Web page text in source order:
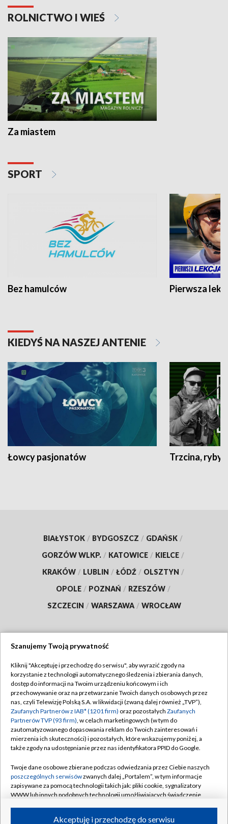
ROLNICTWO I WIEŚ
Za miastem
SPORT
Bez hamulców Pierwsza
KIEDYŚ NA NASZEJ ANTENIE
Łowcy pasjonatów Trzcina, ryby
BIAŁYSTOK / BYDGOSZCZ / GDAŃSK /
GORZÓW WLKP. / KATOWICE / KIELCE /
KRAKÓW / LUBLIN / ŁÓDŹ / OLSZTYN /
OPOLE / POZNAŃ / RZESZÓW /
SZCZECIN / WARSZAWA / WROCŁAW
TVP
Abonament TVP
Emisja w TVP
Centrum informacji TVP
Naziemna Telewizja Cyfrowa
Rada Programowa
System NOS
Informacje o nadawcy
Regulamin TVP
Polityka prywatności
Moje zgody
Pomoc
Kontakt
Kanały
Szanujemy Twoją prywatność
Kliknij "Akceptuję i przechodzę do serwisu", aby wyrazić zgody na
korzystanie z technologii automatycznego śledzenia i zbierania danych,
dostęp do informacji na Twoim urządzeniu końcowym i ich
przechowywanie oraz na przetwarzanie Twoich danych osobowych przez
nas, czyli Telewizję Polską S.A. w likwidacji (zwaną dalej również „TVP”),
Zaufanych Partnerów z IAB* (1201 firm) oraz pozostałych Zaufanych
Partnerów TVP (93 firm), w celach marketingowych (w tym do
zautomatyzowanego dopasowania reklam do Twoich zainteresowań i
mierzenia ich skuteczności) i pozostałych, które wskazujemy poniżej, a
także zgody na udostępnianie przez nas identyfikatora PPID do Google.
Twoje dane osobowe zbierane podczas odwiedzania przez Ciebie naszych
poszczególnych serwisówzwanych dalej „Portalem”, w tym informacje
zapisywane za pomocą technologii takich jak: pliki cookie, sygnalizatory
WWW lub innych podobnych technologii umożliwiających świadczenie
ruchu w Internecie.Akceptuję i przechodzę do serwisu